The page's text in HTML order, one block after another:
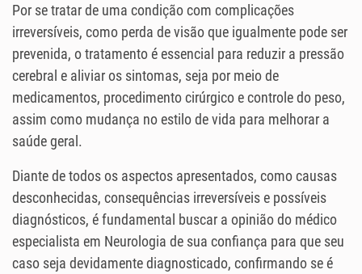
Por se tratar de uma condição com complicações
irreversíveis, como perda de visão que igualmente pode ser
prevenida, o tratamento é essencial para reduzir a pressão
cerebral e aliviar os sintomas, seja por meio de
medicamentos, procedimento cirúrgico e controle do peso,
assim como mudança no estilo de vida para melhorar a
saúde geral.
Diante de todos os aspectos apresentados, como causas
desconhecidas, consequências irreversíveis e possíveis
diagnósticos, é fundamental buscar a opinião do médico
especialista em Neurologia de sua confiança para que seu
caso seja devidamente diagnosticado, confirmando se é